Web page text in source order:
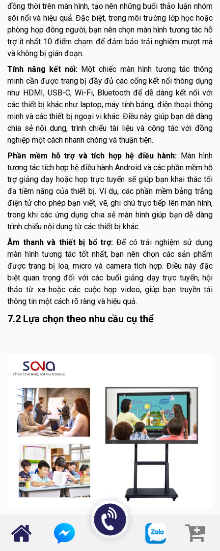
đồng thời trên màn hình, tạo nên những buổi thảo luận nhóm
sôi nổi và hiệu quả. Đặc biệt, trong môi trường lớp học hoặc
phòng họp đông người, bạn nên chọn màn hình tương tác hỗ
trợ ít nhất 10 điểm chạm để đảm bảo trải nghiệm mượt mà
và không bị gián đoạn.
Tính năng kết nối:Một chiếc màn hình tương tác thông
minh cần được trang bị đầy đủ các cổng kết nối thông dụng
như HDMI, USB-C, Wi-Fi, Bluetooth để dễ dàng kết nối với
các thiết bị khác như laptop, máy tính bảng, điện thoại thông
minh và các thiết bị ngoại vi khác. Điều này giúp bạn dễ dàng
chia sẻ nội dung, trình chiếu tài liệu và cộng tác với đồng
nghiệp một cách nhanh chóng và thuận tiện.
Phần mềm hỗ trợ và tích hợp hệ điều hành: Màn hình
tương tác tích hợp hệ điều hành Android và các phần mềm hỗ
trợ giảng dạy hoặc họp trực tuyến sẽ giúp bạn khai thác tối
đa tiềm năng của thiết bị. Ví dụ, các phần mềm bảng trắng
điện tử cho phép bạn viết, vẽ, ghi chú trực tiếp lên màn hình,
trong khi các ứng dụng chia sẻ màn hình giúp bạn dễ dàng
trình chiếu nội dung từ các thiết bị khác.
Âm thanh và thiết bị bổ trợ: Để có trải nghiệm sử dụng
màn hình tương tác tốt nhất, bạn nên chọn các sản phẩm
được trang bị loa, micro và camera tích hợp. Điều này đặc
biệt quan trọng đối với các buổi giảng dạy trực tuyến, hội
thảo từ xa hoặc các cuộc họp video, giúp bạn truyền tải
thông tin một cách rõ ràng và hiệu quả.
7.2 Lựa chọn theo nhu cầu cụ thể
Lựa chọn màn hình tương tác theo nhu cầu cụ thể
Cho giáo dục: